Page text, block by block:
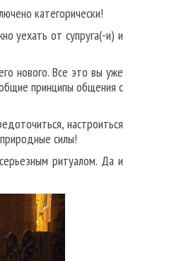
категорически!
уехать от супруга(-и) и
нового. Все это вы уже
принципы общения с
настроиться
силы!
ритуалом. Да и